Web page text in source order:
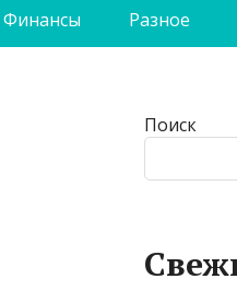
Финансы Разное
Поиск